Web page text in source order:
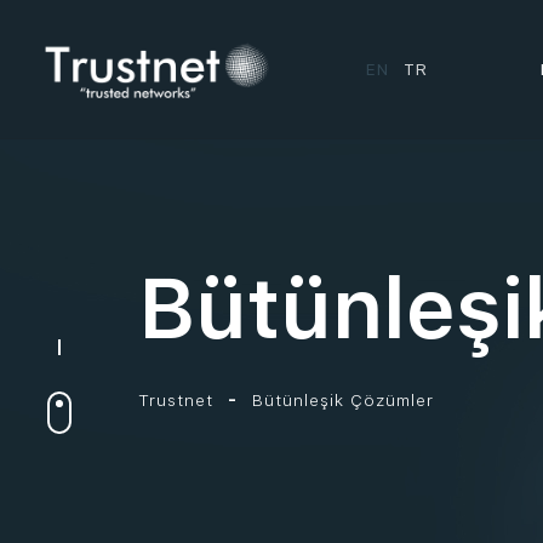
EN TR
Trustnet Bütünleşik Çözümler